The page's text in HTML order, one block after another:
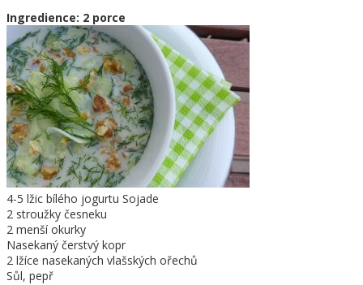
Ingredience: 2 porce
4-5 lžic bílého jogurtu Sojade
2 stroužky česneku
2 menší okurky
Nasekaný čerstvý kopr
2 lžíce nasekaných vlašských ořechů
Sůl, pepř